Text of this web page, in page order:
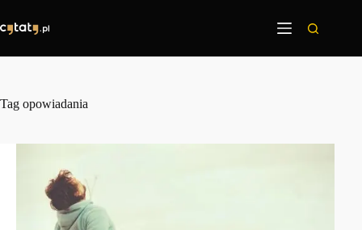
treści
Tag opowiadania